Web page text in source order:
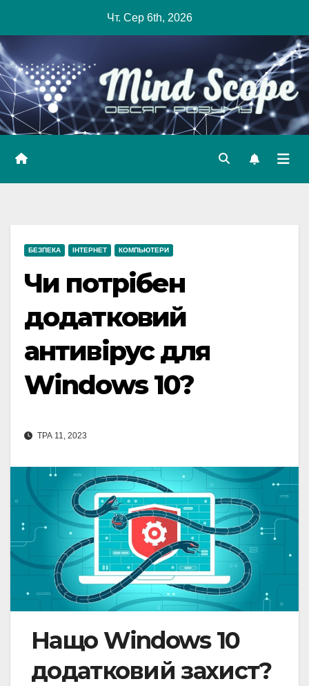
content
Чт. Сер 6th, 2026
БЕЗПЕКА ІНТЕРНЕТ КОМПЬЮТЕРИ
Чи потрібен
додатковий
антивірус для
Windows 10?
ТРА 11, 2023
Нащо Windows 10
додатковий захист?